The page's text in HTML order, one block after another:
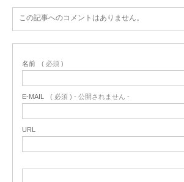
この記事へのコメントはありません。
名前 ( 必須 )
E-MAIL ( 必須 ) - 公開されません -
URL